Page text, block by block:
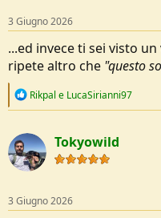
s
:
3 Giugno 2026
...ed invece ti sei visto
ripete altro che "questo
R
c
t
i
o
s
:
Rikpal e LucaSirianni97
Tokyowild
3 Giugno 2026